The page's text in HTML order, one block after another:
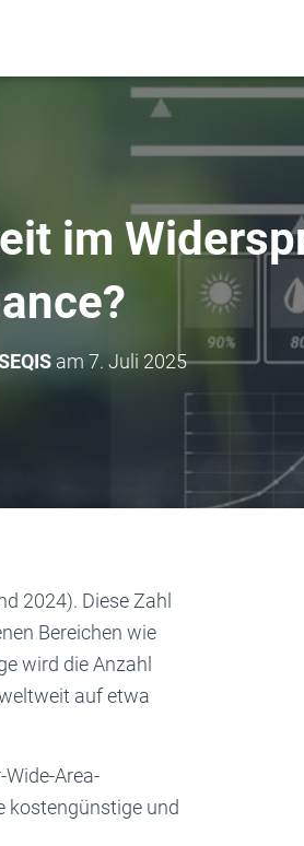
im
am 7. Juli 2025
2024). Diese Zahl
Bereichen wie
wird die Anzahl
auf etwa
Area-
kostengünstige und